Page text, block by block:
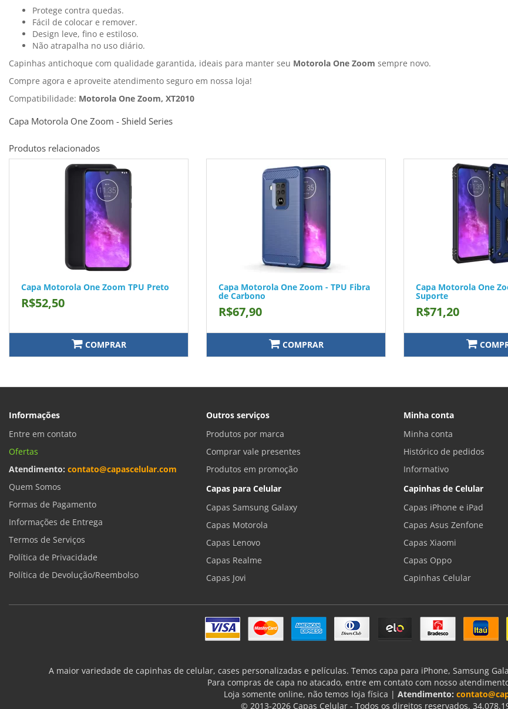
Protege contra quedas.
Fácil de colocar e remover.
Design leve, fino e estiloso.
Não atrapalha no uso diário.
Capinhas antichoque com qualidade garantida, ideais para manter seu Motorola One Zoom sempre novo.
Compre agora e aproveite atendimento seguro em nossa loja!
Compatibilidade: Motorola One Zoom, XT2010
Capa Motorola One Zoom - Shield Series
Produtos relacionados
Capa Motorola One Zoom TPU Preto
R$52,50
COMPRAR
Capa Motorola One Zoom - TPU Fibra
de Carbono
R$67,90
COMPRAR
Capa Motorola One
Suporte
R$71,20
Informações
Entre em contato
Ofertas
Atendimento: contato@capascelular.com
Quem Somos
Formas de Pagamento
Informações de Entrega
Termos de Serviços
Política de Privacidade
Política de Devolução/Reembolso
Outros serviços
Produtos por marca
Comprar vale presentes
Produtos em promoção
Capas para Celular
Capas Samsung Galaxy
Capas Motorola
Capas Lenovo
Capas Realme
Capas Jovi
Minha conta
Minha conta
Histórico de pedidos
Informativo
Capinhas de Celular
Capas iPhone e iPad
Capas Asus Zenfone
Capas Xiaomi
Capas Oppo
Capinhas Celular
A maior variedade de capinhas de celular, cases personalizadas e películas. Temos capa para iPhone, Samsung
Para compras de capa no atacado, entre em contato com nosso
Loja somente online, não temos loja física | Atendimento:
© 2013-2026 Capas Celular - Todos os direitos reservados.